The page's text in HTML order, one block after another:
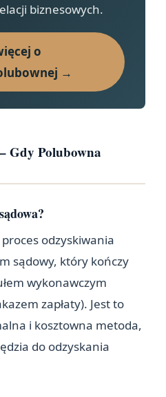
biznesowych.
o
→
Gdy Polubowna
odzyskiwania
sądowy, który kończy
wykonawczym
zapłaty). Jest to
i kosztowna metoda,
do odzyskania